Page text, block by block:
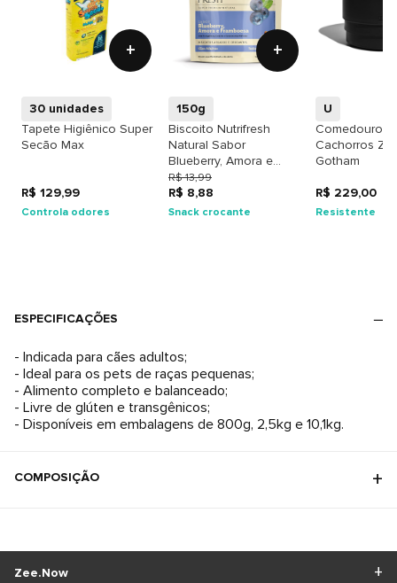
+
30 unidades
Tapete Higiênico Super
Secão Max
R$ 129,99
Controla odores
+
150g
Biscoito Nutrifresh
Natural Sabor
Blueberry, Amora e
Framboesa para Cães
Adultos
R$ 13,99
R$ 8,88
Snack crocante
U
Comedouro
Cachorros
Gotham
R$ 229,00
Resistente
ESPECIFICAÇÕES
- Indicada para cães adultos;
- Ideal para os pets de raças pequenas;
- Alimento completo e balanceado;
- Livre de glúten e transgênicos;
- Disponíveis em embalagens de 800g, 2,5kg e 10,1kg.
COMPOSIÇÃO
Zee.Now